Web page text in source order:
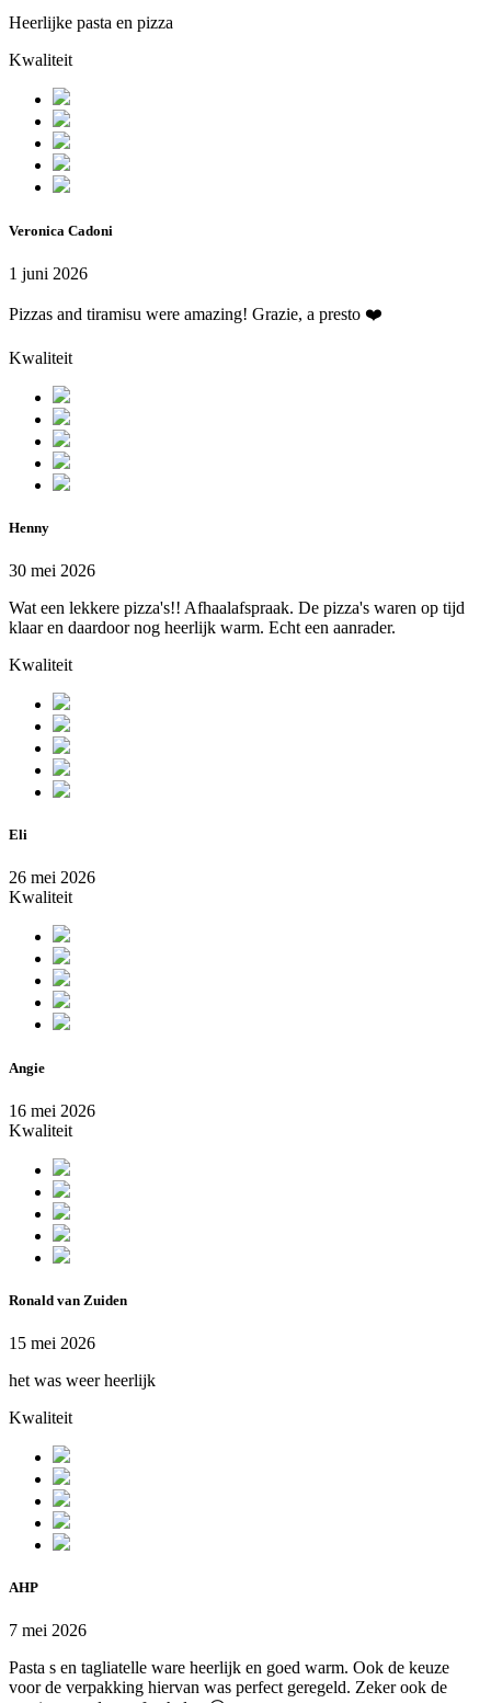
Heerlijke pasta en pizza
Kwaliteit
Veronica Cadoni
1 juni 2026
Pizzas and tiramisu were amazing! Grazie, a presto ❤️
Kwaliteit
Henny
30 mei 2026
Wat een lekkere pizza's!! Afhaalafspraak. De pizza's waren op tijd
klaar en daardoor nog heerlijk warm. Echt een aanrader.
Kwaliteit
Eli
26 mei 2026
Kwaliteit
Angie
16 mei 2026
Kwaliteit
Ronald van Zuiden
15 mei 2026
het was weer heerlijk
Kwaliteit
AHP
7 mei 2026
Pasta s en tagliatelle ware heerlijk en goed warm. Ook de keuze
voor de verpakking hiervan was perfect geregeld. Zeker ook de